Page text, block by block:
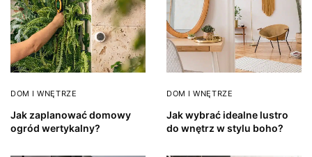
DOM I WNĘTRZE
Jak zaplanować domowy
ogród wertykalny?
DOM I WNĘTRZE
Jak wybrać idealne lustro
do wnętrz w stylu boho?